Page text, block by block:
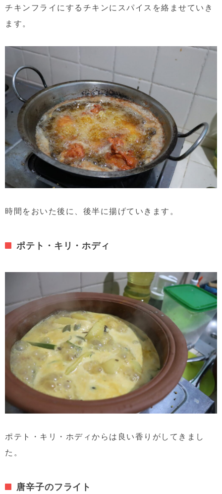
チキンフライにするチキンにスパイスを絡ませていき
ます。
時間をおいた後に、後半に揚げていきます。
ポテト・キリ・ホディ
ポテト・キリ・ホディからは良い香りがしてきまし
た。
唐辛子のフライト